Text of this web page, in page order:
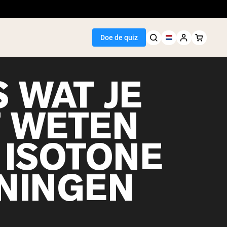
Doe de quiz
WAT JE